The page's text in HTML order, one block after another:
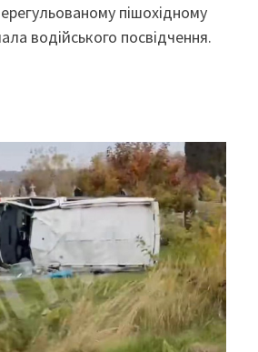
пішохідному
водійського посвідчення.